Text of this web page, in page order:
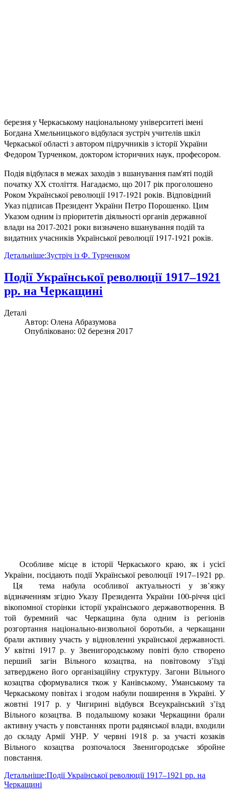
березня у Черкаському національному університеті імені
Богдана Хмельницького відбулася зустріч учителів шкіл
Черкаської області з автором підручників з історії України
Федором Турченком, доктором історичних наук, професором.
Подія відбулася в межах заходів з вшанування пам'яті подій
початку ХХ століття. Нагадаємо, що 2017 рік проголошено
Роком Української революції 1917-1921 років. Відповідний
Указ підписав Президент України Петро Порошенко. Цим
Указом одним із пріоритетів діяльності органів державної
влади на 2017-2021 роки визначено вшанування подій та
видатних учасників Української революції 1917-1921 років.
Детальніше:Зустріч із Ф. Турченком
Події Української революції 1917–1921
рр. на Черкащині
Деталі
Автор: Олена Абразумова
Опубліковано: 02 березня 2017
Особливе місце в історії Черкаського краю, як і усієї
України, посідають події Української революції 1917–1921 рр.
Ця тема набула особливої актуальності у зв’язку
відзначенням згідно Указу Президента України 100-річчя цієї
вікопомної сторінки історії українського державотворення. В
той буремний час Черкащина була одним із регіонів
розгортання національно-визвольної боротьби, а черкащани
брали активну участь у відновленні української державності.
У квітні 1917 р. у Звенигородському повіті було створено
перший загін Вільного козацтва, на повітовому з’їзді
затверджено його організаційну структуру. Загони Вільного
козацтва сформувалися ткож у Канівському, Уманському та
Черкаському повітах і згодом набули поширення в Україні. У
жовтні 1917 р. у Чигирині відбувся Всеукраїнський з’їзд
Вільного козацтва. В подальшому козаки Черкащини брали
активну участь у повстаннях проти радянської влади, входили
до складу Армії УНР. У червні 1918 р. за участі козаків
Вільного козацтва розпочалося Звенигородське збройне
повстання.
Детальніше:Події Української революції 1917–1921 рр. на
Черкащині